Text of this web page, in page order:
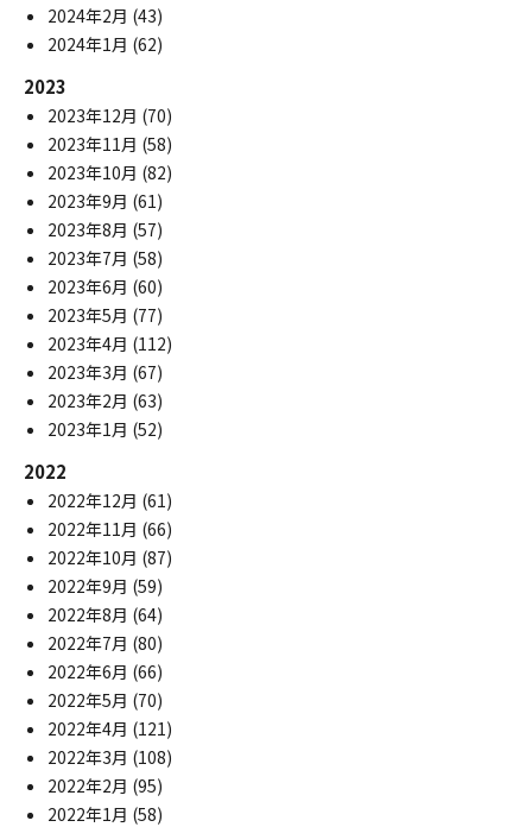
2024年2月 (43)
2024年1月 (62)
2023
2023年12月 (70)
2023年11月 (58)
2023年10月 (82)
2023年9月 (61)
2023年8月 (57)
2023年7月 (58)
2023年6月 (60)
2023年5月 (77)
2023年4月 (112)
2023年3月 (67)
2023年2月 (63)
2023年1月 (52)
2022
2022年12月 (61)
2022年11月 (66)
2022年10月 (87)
2022年9月 (59)
2022年8月 (64)
2022年7月 (80)
2022年6月 (66)
2022年5月 (70)
2022年4月 (121)
2022年3月 (108)
2022年2月 (95)
2022年1月 (58)